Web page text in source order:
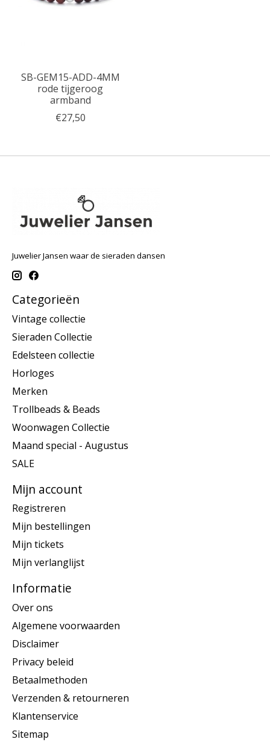
SB-GEM15-ADD-4MM
rode tijgeroog
armband
€27,50
Juwelier Jansen waar de sieraden dansen
Categorieën
Vintage collectie
Sieraden Collectie
Edelsteen collectie
Horloges
Merken
Trollbeads & Beads
Woonwagen Collectie
Maand special - Augustus
SALE
Mijn account
Registreren
Mijn bestellingen
Mijn tickets
Mijn verlanglijst
Informatie
Over ons
Algemene voorwaarden
Disclaimer
Privacy beleid
Betaalmethoden
Verzenden & retourneren
Klantenservice
Sitemap